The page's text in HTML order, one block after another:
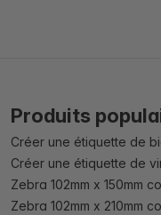
Produits
Créer une étiquette de
Créer une étiquette de
Zebra 102mm x 150mm
Zebra 102mm x 210mm